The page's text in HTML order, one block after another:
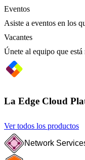
Eventos
Asiste a eventos en los
Vacantes
Únete al equipo que
La Edge Cloud
Ver todos los productos
Network